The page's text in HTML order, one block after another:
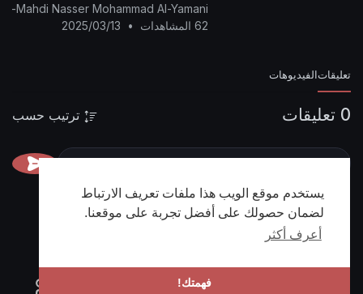
يستخدم موقع الويب هذا ملفات تعريف الارتباط
لضمان حصولك على أفضل تجربة على موقعنا.
أعرف أكثر
فهمتك!
Allah and use the Naked Eye.
Mahdi Nasser Mohammad Al-Yamani
62 المشاهدات
•
2025/03/13
تعليقات الفيديوهات
0 تعليقات ترتيب حسب